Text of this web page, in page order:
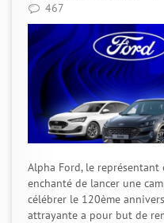
467
Alpha Ford, le
enchanté de lancer une
célébrer le 120ème
attrayante a pour but de